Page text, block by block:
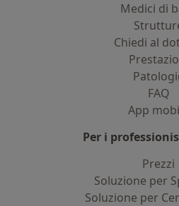
Medici di
Chiedi al
FAQ
App
Per i
Prezzi
Soluzione per
Soluzione per